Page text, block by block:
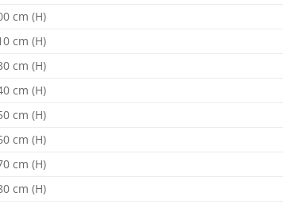
cm (H)
cm (H)
cm (H)
cm (H)
cm (H)
cm (H)
cm (H)
cm (H)